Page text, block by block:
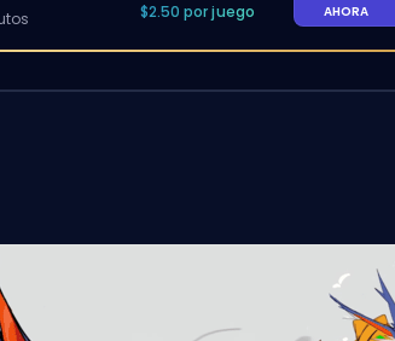
$2.50 por juego
AHORA